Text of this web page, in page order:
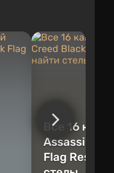
нарушите
Все 16
Assassin's
Flag